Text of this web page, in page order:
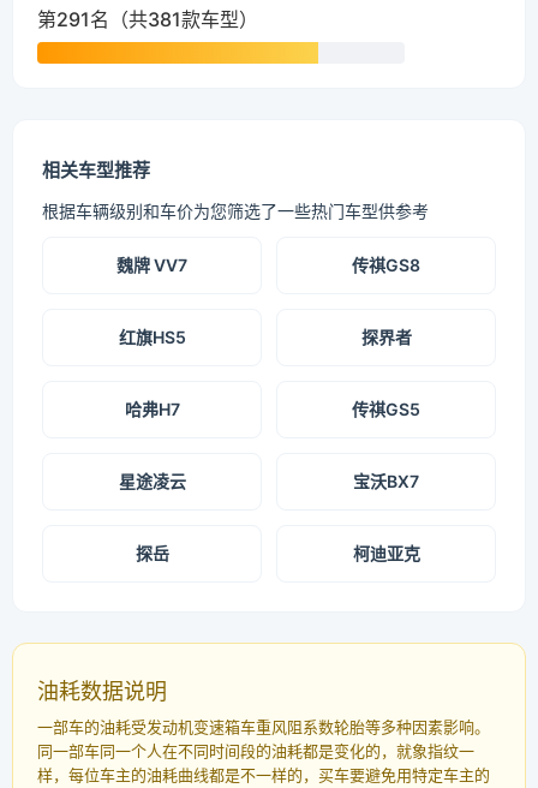
第291名（共381款车型）
相关车型推荐
根据车辆级别和车价为您筛选了一些热门车型供参考
魏牌 VV7 传祺GS8
红旗HS5 探界者
哈弗H7 传祺GS5
星途凌云 宝沃BX7
探岳 柯迪亚克
油耗数据说明
一部车的油耗受发动机变速箱车重风阻系数轮胎等多种因素影响。
同一部车同一个人在不同时间段的油耗都是变化的，就象指纹一
样，每位车主的油耗曲线都是不一样的，买车要避免用特定车主的